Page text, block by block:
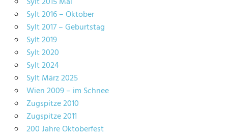
Sylt 2016 – Oktober
Sylt 2017 – Geburtstag
Sylt 2019
Sylt 2020
Sylt 2024
Sylt März 2025
Wien 2009 – im Schnee
Zugspitze 2010
Zugspitze 2011
200 Jahre Oktoberfest